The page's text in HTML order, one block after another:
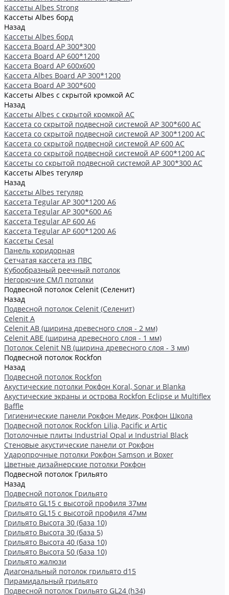
Кассеты Albes Strong
Кассеты Albes борд
Назад
Кассеты Albes борд
Kассета Board AP 300*300
Kассета Board AP 600*1200
Kассета Board AP 600x600
Кассетa Albes Board AP 300*1200
Кассета Board AP 300*600
Кассеты Albes с скрытой кромкой AC
Назад
Кассеты Albes с скрытой кромкой AC
Кассетa со скрытой подвесной системой АР 300*600 AC
Кассета со скрытой подвесной системой АР 300*1200 AC
Кассета со скрытой подвесной системой АР 600 AC
Кассета со скрытой подвесной системой АР 600*1200 AC
Кассеты со скрытой подвесной системой АР 300*300 АС
Кассеты Albes тегуляр
Назад
Кассеты Albes тегуляр
Кассета Tegular AP 300*1200 А6
Кассета Tegular AP 300*600 А6
Кассета Tegular AP 600 A6
Кассета Tegular AP 600*1200 А6
Кассеты Cesal
Панель коридорная
Сетчатая кассета из ПВС
Кубообразный реечный потолок
Негорючие СМЛ потолки
Подвесной потолок Celenit (Селенит)
Назад
Подвесной потолок Celenit (Селенит)
Celenit A
Celenit AB (ширина древесного слоя - 2 мм)
Celenit ABE (ширина древесного слоя - 1 мм)
Потолок Celenit NB (ширина древесного слоя - 3 мм)
Подвесной потолок Rockfon
Назад
Подвесной потолок Rockfon
Акустические потолки Рокфон Koral, Sonar и Blanka
Акустические экраны и острова Rockfon Eclipse и Multiflex
Baffle
Гигиенические панели Рокфон Медик, Рокфон Школа
Подвесной потолок Rockfon Lilia, Pacific и Artic
Потолочные плиты Industrial Opal и Industrial Black
Стеновые акустические панели от Рокфон
Ударопрочные потолки Рокфон Samson и Boxer
Цветные дизайнерские потолки Рокфон
Подвесной потолок Грильято
Назад
Подвесной потолок Грильято
Грильято GL15 с высотой профиля 37мм
Грильято GL15 с высотой профиля 47мм
Грильято Высота 30 (база 10)
Грильято Высота 30 (база 5)
Грильято Высота 40 (база 10)
Грильято Высота 50 (база 10)
Грильято жалюзи
Диагональный потолок грильято d15
Пирамидальный грильято
Подвесной потолок Грильято GL24 (h34)